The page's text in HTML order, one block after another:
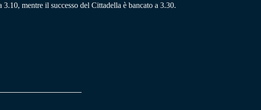
mentre il successo del Cittadella è bancato a 3.30.